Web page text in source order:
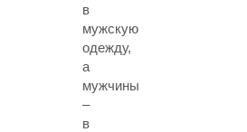
в
мужскую
одежду,
а
мужчины
–
в